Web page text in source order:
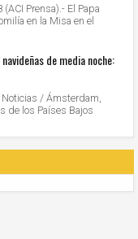
(ACI Prensa).- El Papa
en la Misa en el
de media noche:
/ Ámsterdam,
de los Países Bajos